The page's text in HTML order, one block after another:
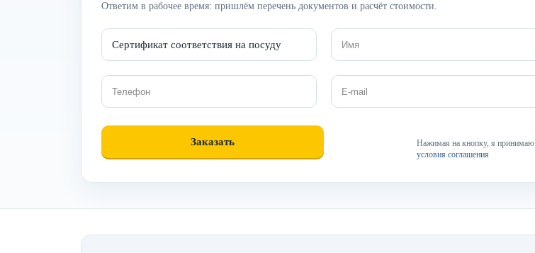
Ответим в рабочее время: пришлём перечень документов и расчёт стоимости.
Нажимая на кнопку, я принимаю
условия соглашения